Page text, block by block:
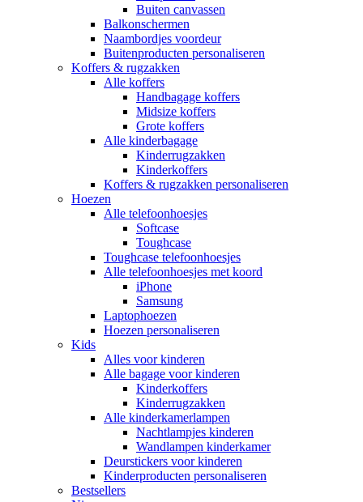
Buiten canvassen
Balkonschermen
Naambordjes voordeur
Buitenproducten personaliseren
Koffers & rugzakken
Alle koffers
Handbagage koffers
Midsize koffers
Grote koffers
Alle kinderbagage
Kinderrugzakken
Kinderkoffers
Koffers & rugzakken personaliseren
Hoezen
Alle telefoonhoesjes
Softcase
Toughcase
Toughcase telefoonhoesjes
Alle telefoonhoesjes met koord
iPhone
Samsung
Laptophoezen
Hoezen personaliseren
Kids
Alles voor kinderen
Alle bagage voor kinderen
Kinderkoffers
Kinderrugzakken
Alle kinderkamerlampen
Nachtlampjes kinderen
Wandlampen kinderkamer
Deurstickers voor kinderen
Kinderproducten personaliseren
Bestsellers